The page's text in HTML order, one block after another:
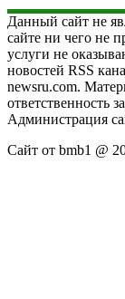
Данный сайт не
сайте ни чего не
услуги не
новостей RSS
newsru.com.
ответственность
Администрация
Сайт от bmb1 @